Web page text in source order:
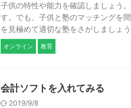
子供の特性や能力を確認しましょう
す。でも、子供と塾のマッチングを
を見極めて適切な塾をさがしましょ
オンライン 教育
会計ソフトを入れてみる
2019/9/8